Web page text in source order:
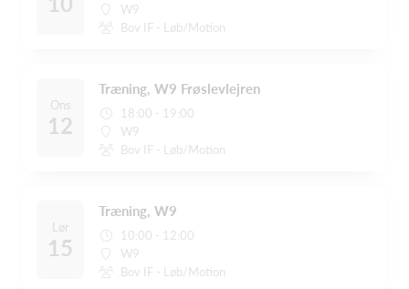
W9
Bov IF - Løb/Motion
Ons
12
Træning, W9 Frøslevlejren
18:00 - 19:00
W9
Bov IF - Løb/Motion
Lør
15
Træning, W9
10:00 - 12:00
W9
Bov IF - Løb/Motion